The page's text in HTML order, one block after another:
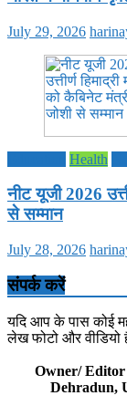
July 29, 2026
Health
नीट यूजी 2026
से सम्मान
July 28, 2026
संपर्क करें
यदि आप के पास कोई
लेख फोटो और वीडियो
Owner/
Dehradun,